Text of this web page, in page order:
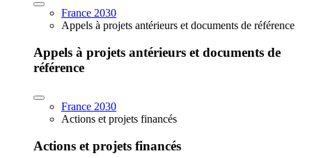
France 2030
Appels à projets antérieurs et documents de référence
Appels à projets antérieurs et documents de
référence
France 2030
Actions et projets financés
Actions et projets financés